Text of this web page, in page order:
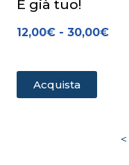
È già tuo!
12,00€ - 30,00€
Acquista
<